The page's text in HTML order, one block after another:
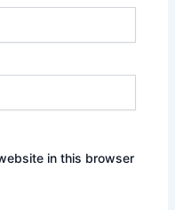
in this browser